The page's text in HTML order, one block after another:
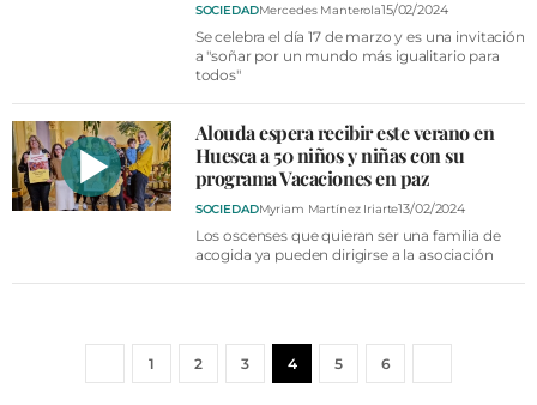
SOCIEDADMercedes Manterola15/02/2024
Se celebra el día 17 de marzo y es una invitación
a "soñar por un mundo más igualitario para
todos"
Alouda espera recibir este verano en
Huesca a 50 niños y niñas con su
programa Vacaciones en paz
SOCIEDADMyriam Martínez Iriarte13/02/2024
Los oscenses que quieran ser una familia de
acogida ya pueden dirigirse a la asociación
1 2 3 4 5 6